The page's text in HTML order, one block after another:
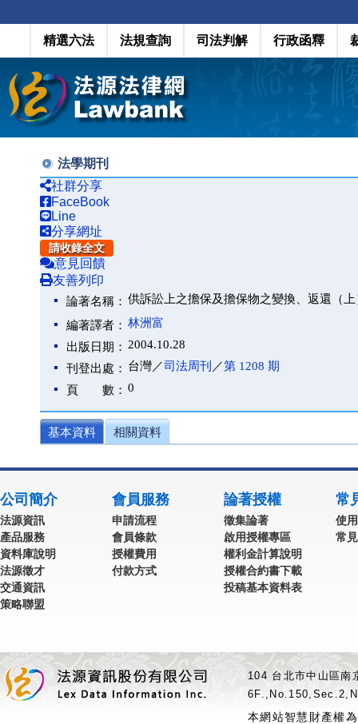
精選六法 法規查詢 司法判解 行政函釋
法學期刊
社群分享
FaceBook
Line
分享網址
請收錄全文
意見回饋
友善列印
論著名稱： 供訴訟上之擔保及擔保物之變換、返還（
編著譯者： 林洲富
出版日期： 2004.10.28
刊登出處： 台灣／司法周刊 ／第 1208 期
頁 數： 0
基本資料 相關資料
公司簡介
法源資訊
產品服務
資料庫說明
法源徵才
交通資訊
策略聯盟
會員服務
申請流程
會員條款
授權費用
付款方式
論著授權
徵集論著
啟用授權專區
權利金計算說明
授權合約書下載
投稿基本資料表
常
使
常
104 台北市中山區
本網站智慧財產權